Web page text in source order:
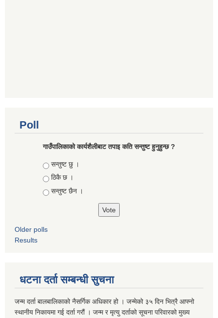
Poll
गाउँपालिकाको कार्यशैलीबाट तपाइ कति सन्तुष्ट हुनुहुन्छ ?
Choices
सन्तुष्ट छु ।
ठिकै छ ।
सन्तुष्ट छैन ।
Older polls
Results
धटना दर्ता सम्बन्धी सुचना
जन्म दर्ता बालबालिकाको नैसर्गिक अधिकार हो । जन्मेको ३५ दिन भित्रै आफ्नो
स्थानीय निकायमा गई दर्ता गरौं । जन्म र मृत्यु दर्ताको सूचना परिवारको मुख्य